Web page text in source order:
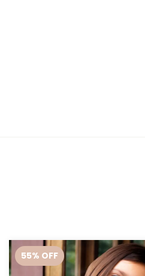
55% OFF